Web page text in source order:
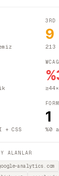
3RD
9
213
%
+ CSS
1
%0
ALANLAR
analytics.com